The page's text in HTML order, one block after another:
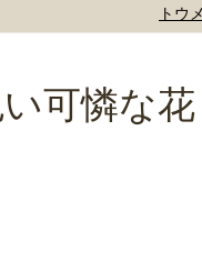
トウ
可憐な花